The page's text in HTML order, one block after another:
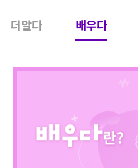
더알다 배우다